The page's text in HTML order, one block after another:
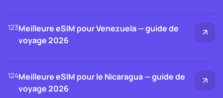
123Meilleure eSIM pour Venezuela — guide de
voyage 2026
124Meilleure eSIM pour le Nicaragua — guide de
voyage 2026